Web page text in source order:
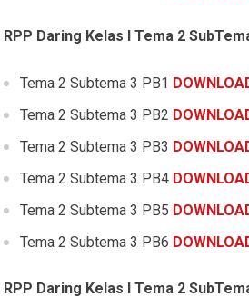
RPP Daring Kelas I Tema 2
Tema 2 Subtema 3 PB1
Tema 2 Subtema 3 PB2
Tema 2 Subtema 3 PB3
Tema 2 Subtema 3 PB4
Tema 2 Subtema 3 PB5
Tema 2 Subtema 3 PB6
RPP Daring Kelas I Tema 2